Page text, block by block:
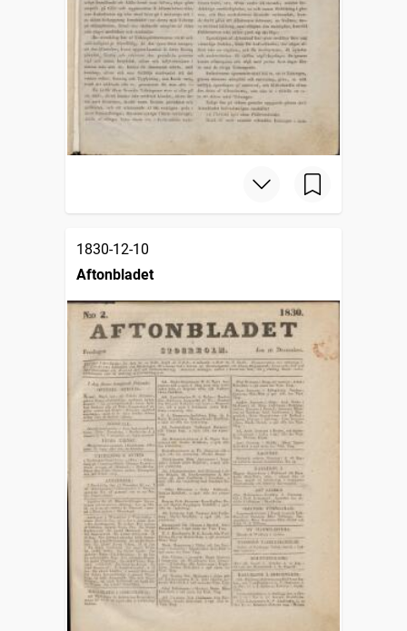
1830-12-10
Aftonbladet